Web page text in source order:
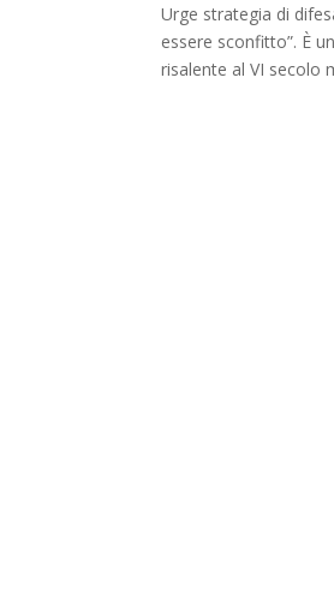
Urge strategia di
essere sconfitto”. È
risalente al VI secolo